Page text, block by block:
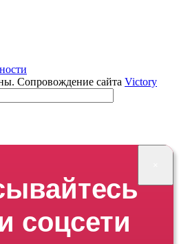
Сопровождение сайта Victory
соцсети